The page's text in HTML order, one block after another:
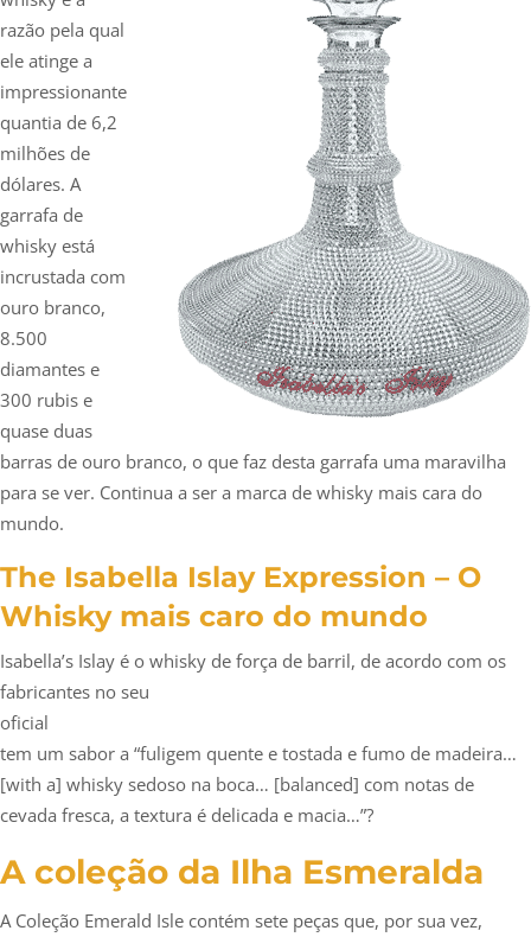
razão pela qual
ele atinge a
impressionante
quantia de 6,2
milhões de
dólares. A
garrafa de
whisky está
incrustada com
ouro branco,
8.500
diamantes e
300 rubis e
quase duas
barras de ouro branco, o que faz desta garrafa uma maravilha
para se ver. Continua a ser a marca de whisky mais cara do
mundo.
The Isabella Islay Expression – O
Whisky mais caro do mundo
Isabella’s Islay é o whisky de força de barril, de acordo com os
fabricantes no seu
oficial
tem um sabor a “fuligem quente e tostada e fumo de madeira…
[with a] whisky sedoso na boca… [balanced] com notas de
cevada fresca, a textura é delicada e macia…”?
A coleção da Ilha Esmeralda
A Coleção Emerald Isle contém sete peças que, por sua vez,